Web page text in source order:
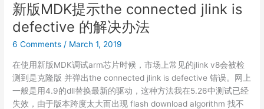
新版MDK提示the connected jlink is
defective 的解决办法
6 Comments / March 1, 2019
在使用新版MDK调试arm芯片时候，市场上常见的jlink v8会被检
测到是克隆版 并弹出the connected jlink is defective 错误。网上
一般是用4.9的dll替换最新的驱动，这种方法我在5.26中测试已经
失效，由于版本跨度太大而出现 flash download algorithm 找不